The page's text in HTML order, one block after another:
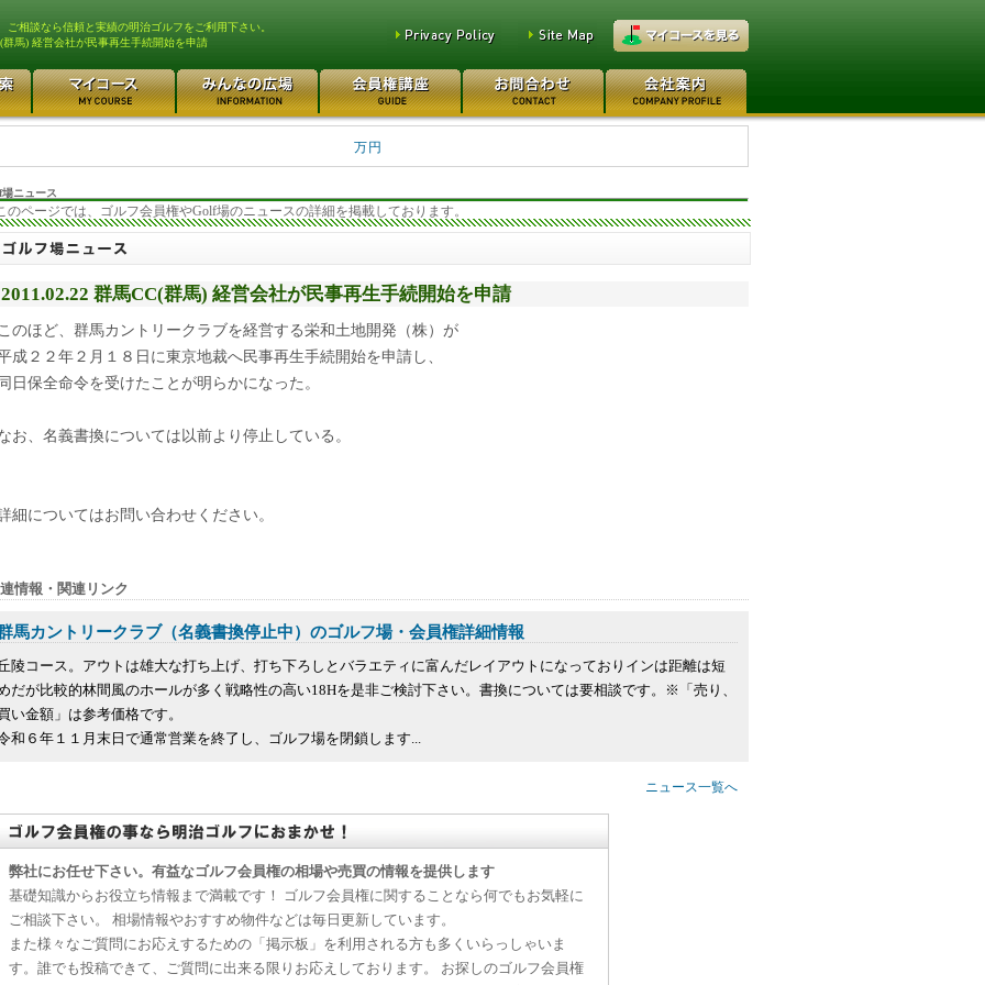
ご相談なら信頼と実績の明治ゴルフをご利用下さい。
群馬) 経営会社が民事再生手続開始を申請
平塚富士見カントリークラ... 700万円 都留カントリー倶楽部 55万円
レイクウッドゴルフクラブ
3400万円
さいたま梨花カントリーク... 20万円
万円
ニュース
のページでは、ゴルフ会員権やGolf場のニュースの詳細を掲載しております。
2011.02.22 群馬CC(群馬) 経営会社が民事再生手続開始を申請
のほど、群馬カントリークラブを経営する栄和土地開発（株）が
成２２年２月１８日に東京地裁へ民事再生手続開始を申請し、
日保全命令を受けたことが明らかになった。
お、名義書換については以前より停止している。
細についてはお問い合わせください。
情報・関連リンク
馬カントリークラブ（名義書換停止中）のゴルフ場・会員権詳細情報
陵コース。アウトは雄大な打ち上げ、打ち下ろしとバラエティに富んだレイアウトになっておりインは距離は短
だが比較的林間風のホールが多く戦略性の高い18Hを是非ご検討下さい。書換については要相談です。※「売り、
い金額」は参考価格です。
和６年１１月末日で通常営業を終了し、ゴルフ場を閉鎖します...
ニュース一覧へ
弊社にお任せ下さい。有益なゴルフ会員権の相場や売買の情報を提供します
基礎知識からお役立ち情報まで満載です！ ゴルフ会員権に関することなら何でもお気軽に
ご相談下さい。 相場情報やおすすめ物件などは毎日更新しています。
また様々なご質問にお応えするための「掲示板」を利用される方も多くいらっしゃいま
す。誰でも投稿できて、ご質問に出来る限りお応えしております。 お探しのゴルフ会員権